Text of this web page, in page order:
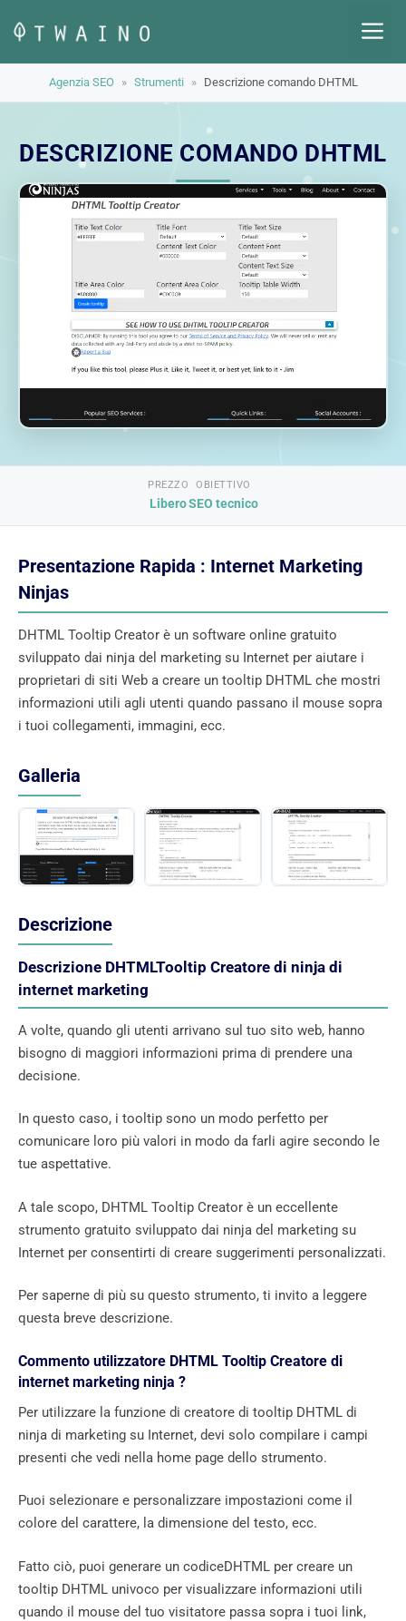
contenuto
Agenzia SEO » Strumenti » Descrizione comando DHTML
DESCRIZIONE COMANDO DHTML
PREZZO
Libero
OBIETTIVO
SEO tecnico
Presentazione Rapida : Internet Marketing
Ninjas
DHTML Tooltip Creator è un software online gratuito
sviluppato dai ninja del marketing su Internet per aiutare i
proprietari di siti Web a creare un tooltip DHTML che mostri
informazioni utili agli utenti quando passano il mouse sopra
i tuoi collegamenti, immagini, ecc.
Galleria
Descrizione
Descrizione DHTMLTooltip Creatore di ninja di
internet marketing
A volte, quando gli utenti arrivano sul tuo sito web, hanno
bisogno di maggiori informazioni prima di prendere una
decisione.
In questo caso, i tooltip sono un modo perfetto per
comunicare loro più valori in modo da farli agire secondo le
tue aspettative.
A tale scopo, DHTML Tooltip Creator è un eccellente
strumento gratuito sviluppato dai ninja del marketing su
Internet per consentirti di creare suggerimenti personalizzati.
Per saperne di più su questo strumento, ti invito a leggere
questa breve descrizione.
Commento utilizzatore DHTML Tooltip Creatore di
internet marketing ninja ?
Per utilizzare la funzione di creatore di tooltip DHTML di
ninja di marketing su Internet, devi solo compilare i campi
presenti che vedi nella home page dello strumento.
Puoi selezionare e personalizzare impostazioni come il
colore del carattere, la dimensione del testo, ecc.
Fatto ciò, puoi generare un codiceDHTML per creare un
tooltip DHTML univoco per visualizzare informazioni utili
quando il mouse del tuo visitatore passa sopra i tuoi link,